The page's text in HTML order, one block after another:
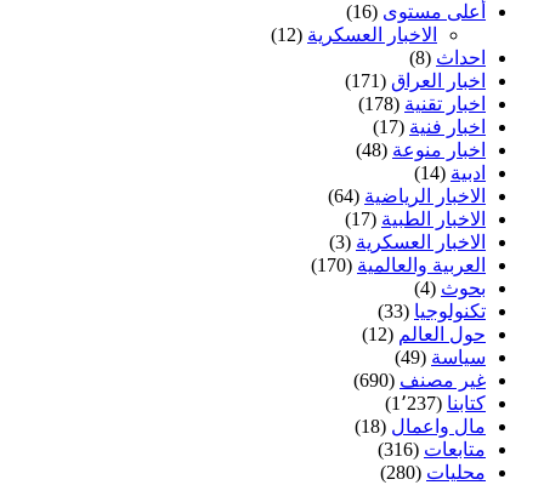
أعلى مستوى (16)
الاخبار العسكرية (12)
احداث (8)
اخبار العراق (171)
اخبار تقنية (178)
اخبار فنية (17)
اخبار منوعة (48)
ادبية (14)
الاخبار الرياضية (64)
الاخبار الطبية (17)
الاخبار العسكرية (3)
العربية والعالمية (170)
بحوث (4)
تكنولوجيا (33)
حول العالم (12)
سياسة (49)
غير مصنف (690)
كتابنا (1٬237)
مال واعمال (18)
متابعات (316)
محليات (280)